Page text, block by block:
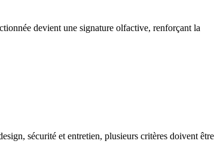
devient une signature olfactive, renforçant la
sécurité et entretien, plusieurs critères doivent être